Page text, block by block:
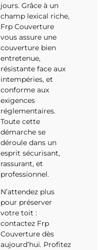
jours. Grâce à un
champ lexical riche,
Frp Couverture
vous assure une
couverture bien
entretenue,
résistante face aux
intempéries, et
conforme aux
exigences
réglementaires.
Toute cette
démarche se
déroule dans un
esprit sécurisant,
rassurant, et
professionnel.
N’attendez plus
pour préserver
votre toit :
contactez Frp
Couverture dès
aujourd’hui. Profitez